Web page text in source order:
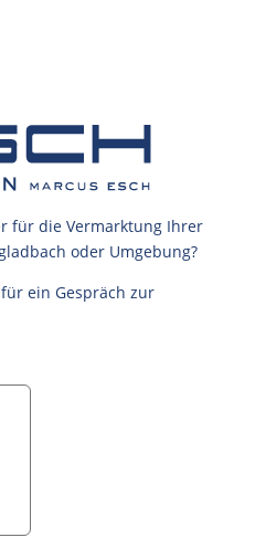
für die Vermarktung Ihrer
oder Umgebung?
ein Gespräch zur